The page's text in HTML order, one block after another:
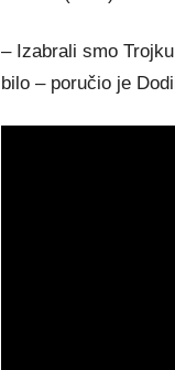
– Izabrali smo
bilo – poručio je